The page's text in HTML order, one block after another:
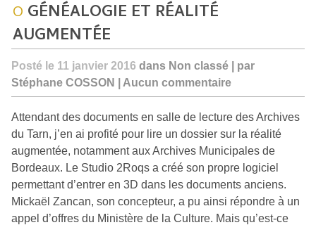
GÉNÉALOGIE ET RÉALITÉ
AUGMENTÉE
Posté le 11 janvier 2016 dans Non classé | par
Stéphane COSSON | Aucun commentaire
Attendant des documents en salle de lecture des Archives
du Tarn, j’en ai profité pour lire un dossier sur la réalité
augmentée, notamment aux Archives Municipales de
Bordeaux. Le Studio 2Roqs a créé son propre logiciel
permettant d’entrer en 3D dans les documents anciens.
Mickaël Zancan, son concepteur, a pu ainsi répondre à un
appel d’offres du Ministère de la Culture. Mais qu’est-ce